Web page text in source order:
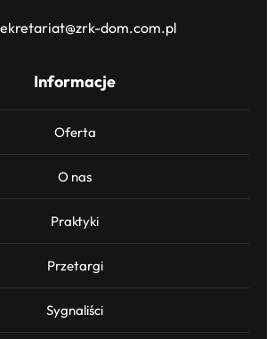
dom.com.pl
Informacje
Oferta
O nas
Praktyki
Przetargi
Sygnaliści